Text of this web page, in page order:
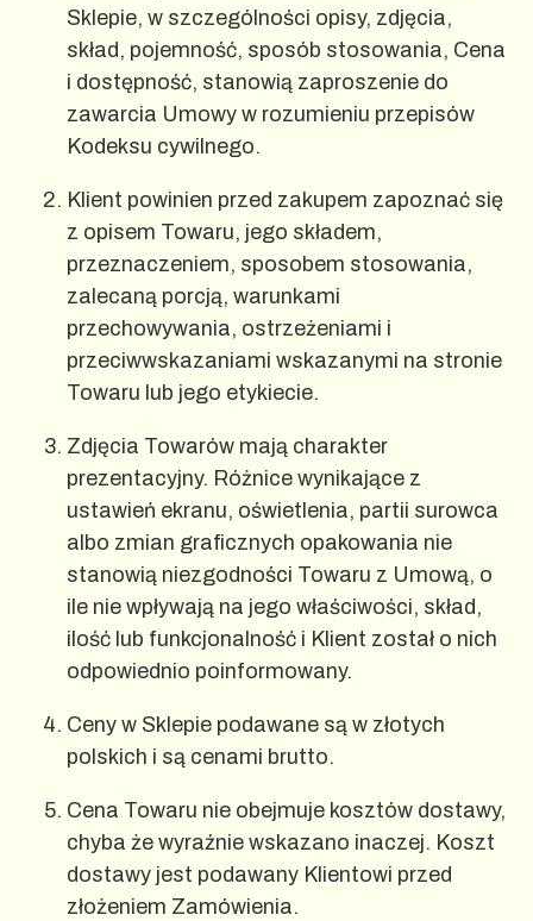
Sklepie, w szczególności opisy, zdjęcia,
skład, pojemność, sposób stosowania, Cena
i dostępność, stanowią zaproszenie do
zawarcia Umowy w rozumieniu przepisów
Kodeksu cywilnego.
Klient powinien przed zakupem zapoznać się
z opisem Towaru, jego składem,
przeznaczeniem, sposobem stosowania,
zalecaną porcją, warunkami
przechowywania, ostrzeżeniami i
przeciwwskazaniami wskazanymi na stronie
Towaru lub jego etykiecie.
Zdjęcia Towarów mają charakter
prezentacyjny. Różnice wynikające z
ustawień ekranu, oświetlenia, partii surowca
albo zmian graficznych opakowania nie
stanowią niezgodności Towaru z Umową, o
ile nie wpływają na jego właściwości, skład,
ilość lub funkcjonalność i Klient został o nich
odpowiednio poinformowany.
Ceny w Sklepie podawane są w złotych
polskich i są cenami brutto.
Cena Towaru nie obejmuje kosztów dostawy,
chyba że wyraźnie wskazano inaczej. Koszt
dostawy jest podawany Klientowi przed
złożeniem Zamówienia.